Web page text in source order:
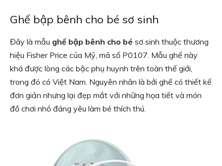
Ghế bập bênh cho bé sơ sinh
Đây là mẫu ghế bập bênh cho bé sơ sinh thuộc thương
hiệu Fisher Price của Mỹ, mã số P0107. Mẫu ghế này
khá được lòng các bậc phụ huynh trên toàn thế giới,
trong đó có Việt Nam. Nguyên nhân là bởi ghế có thiết kế
đơn giản nhưng lại đẹp mắt với những họa tiết và món
đồ chơi nhỏ đáng yêu làm bé thích thú.